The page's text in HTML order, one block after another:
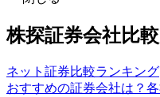
株探証券会社比較
ネット証券比較ランキング
おすすめの証券会社は？